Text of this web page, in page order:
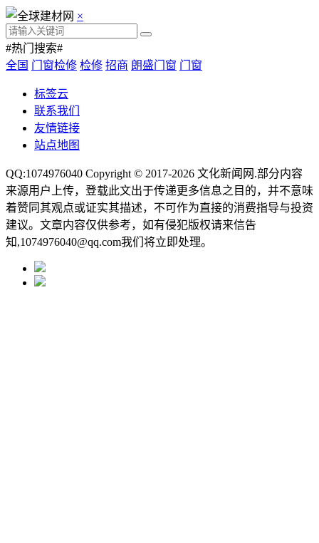
×
#热门搜索#
全国 门窗检修 检修 招商 朗盛门窗 门窗
标签云
联系我们
友情链接
站点地图
QQ:1074976040 Copyright © 2017-2026 文化新闻网 .部分内容
来源用户上传，登载此文出于传递更多信息之目的，并不意味
着赞同其观点或证实其描述，不可作为直接的消费指导与投资
建议。文章内容仅供参考，如有侵犯版权请来信告
知,1074976040@qq.com我们将立即处理。